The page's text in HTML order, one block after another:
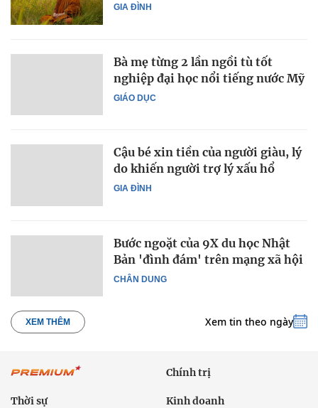
GIA ĐÌNH
GIÁO DỤC
Bà mẹ từng 2 lần ngồi tù tốt
nghiệp đại học nổi tiếng nước Mỹ
GIA ĐÌNH
Cậu bé xin tiền của người giàu, lý
do khiến người trợ lý xấu hổ
CHÂN DUNG
Bước ngoặt của 9X du học Nhật
Bản 'đình đám' trên mạng xã hội
XEM THÊM Xem tin theo ngày
Chính trị
Thời sự Kinh doanh